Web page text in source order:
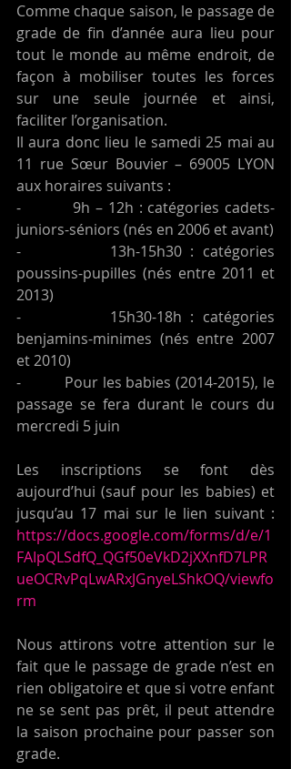
Comme chaque saison, le passage de
grade de fin d’année aura lieu pour
tout le monde au même endroit, de
façon à mobiliser toutes les forces
sur une seule journée et ainsi,
faciliter l’organisation.
Il aura donc lieu le samedi 25 mai au
11 rue Sœur Bouvier – 69005 LYON
aux horaires suivants :
-          9h – 12h : catégories cadets-
juniors-séniors (nés en 2006 et avant)
-          13h-15h30 : catégories
poussins-pupilles (nés entre 2011 et
2013)
-          15h30-18h : catégories
benjamins-minimes (nés entre 2007
et 2010)
-          Pour les babies (2014-2015), le
passage se fera durant le cours du
mercredi 5 juin
Les inscriptions se font dès
aujourd’hui (sauf pour les babies) et
https://docs.google.com/forms/d/e/1
FAIpQLSdfQ_QGf50eVkD2jXXnfD7LPR
ueOCRvPqLwARxJGnyeLShkOQ/viewfo
rm
Nous attirons votre attention sur le
fait que le passage de grade n’est en
rien obligatoire et que si votre enfant
ne se sent pas prêt, il peut attendre
la saison prochaine pour passer son
grade.